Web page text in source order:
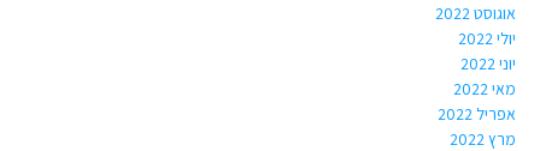
אוגוסט 2022
יולי 2022
יוני 2022
מאי 2022
אפריל 2022
מרץ 2022